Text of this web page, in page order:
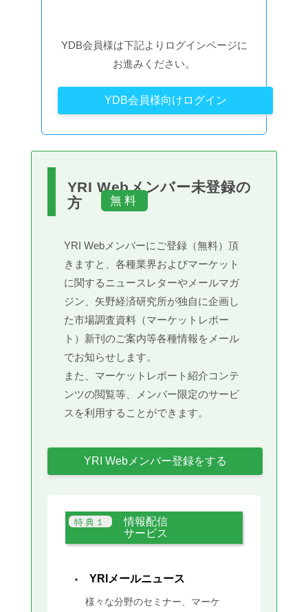
YDB会員様は下記よりログインページに
お進みください。
YDB会員様向けログイン
YRI Webメンバー未登録の
方
YRI Webメンバーにご登録（無料）頂
きますと、各種業界およびマーケット
に関するニュースレターやメールマガ
ジン、矢野経済研究所が独自に企画し
た市場調査資料（マーケットレポー
ト）新刊のご案内等各種情報をメール
でお知らせします。
また、マーケットレポート紹介コンテ
ンツの閲覧等、メンバー限定のサービ
スを利用することができます。
YRI Webメンバー登録をする
情報配信
サービス
YRIメールニュース
様々な分野のセミナー、マーケ